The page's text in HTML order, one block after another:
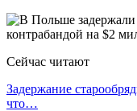
Сейчас читают
Задержание
что…